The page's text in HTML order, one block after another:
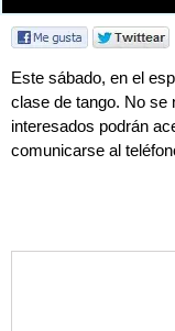
Este sábado, en el
clase de tango. No se
interesados podrán
comunicarse al